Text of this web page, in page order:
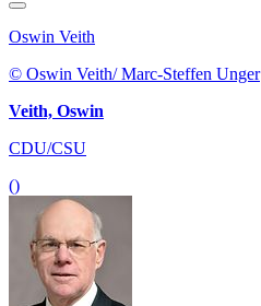
Oswin Veith
© Oswin Veith/ Marc-Steffen Unger
Veith, Oswin
CDU/CSU
()